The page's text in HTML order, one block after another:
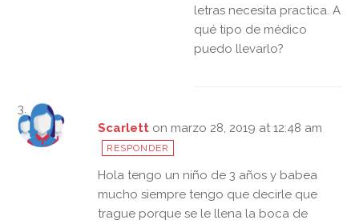
letras necesita practica. A
qué tipo de médico
puedo llevarlo?
Scarlett on marzo 28, 2019 at 12:48 am
RESPONDER
Hola tengo un niño de 3 años y babea
mucho siempre tengo que decirle que
trague porque se le llena la boca de